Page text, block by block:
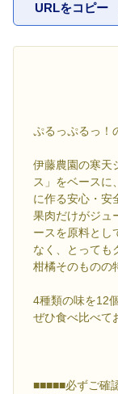
URLをコピー
ぷるっぷるっ！
伊藤農園の寒天
ス」をベースに
に作る安心・安
果肉だけがジュ
ースを原料とし
なく、とっても
柑橘そのものの
4種類の味を12
ぜひ食べ比べて
■■■■■必ずご確